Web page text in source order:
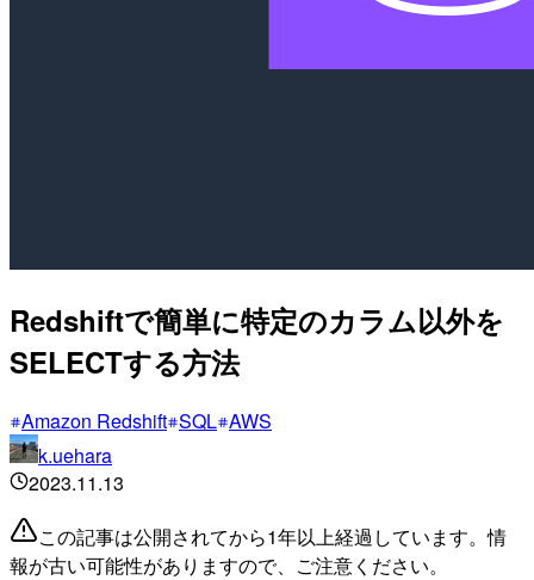
Redshiftで簡単に特定のカラム以外を
SELECTする方法
Amazon Redshift SQL AWS
k.uehara
2023.11.13
この記事は公開されてから1年以上経過しています。情
報が古い可能性がありますので、ご注意ください。